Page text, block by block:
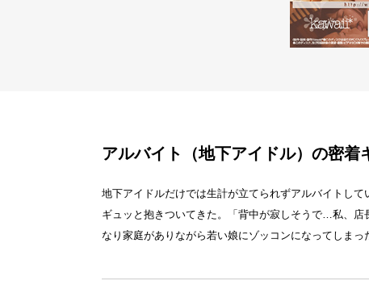
アルバイト（地下アイドル）の密
地下アイドルだけでは生計が立てられずアルバイトし
ギュッと抱きついてきた。「背中が寂しそうで…私、
なり家庭がありながら若い娘にゾッコンになってしまっ